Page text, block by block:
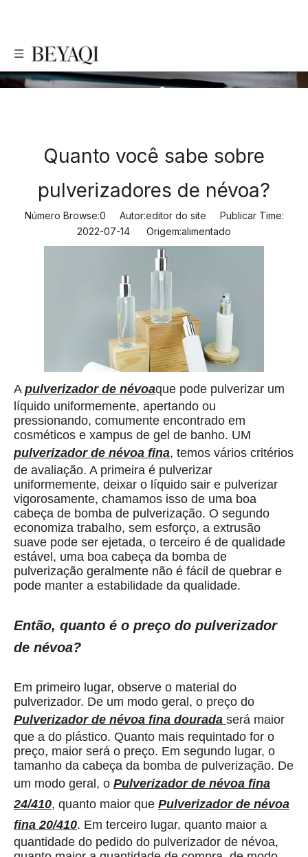
Quanto você sabe sobre
pulverizadores de névoa?
Número Browse:0 Autor:editor do site Publicar Time:
2022-07-14 Origem:alimentado
A pulverizador de névoaque pode pulverizar um
líquido uniformemente, apertando ou
pressionando, comumente encontrado em
cosméticos e xampus de gel de banho. UM
pulverizador de névoa fina, temos vários critérios
de avaliação. A primeira é pulverizar
uniformemente, deixar o líquido sair e pulverizar
vigorosamente, chamamos isso de uma boa
cabeça de bomba de pulverização. O segundo
economiza trabalho, sem esforço, a extrusão
suave pode ser ejetada, o terceiro é de qualidade
estável, uma boa cabeça da bomba de
pulverização geralmente não é fácil de quebrar e
pode manter a estabilidade da qualidade.
Então, quanto é o preço do pulverizador
de névoa?
Em primeiro lugar, observe o material do
pulverizador. De um modo geral, o preço do
Pulverizador de névoa fina dourada será maior
que a do plástico. Quanto mais requintado for o
preço, maior será o preço. Em segundo lugar, o
tamanho da cabeça da bomba de pulverização. De
um modo geral, o Pulverizador de névoa fina
24/410, quanto maior que Pulverizador de névoa
fina 20/410. Em terceiro lugar, quanto maior a
quantidade do pedido do pulverizador de névoa,